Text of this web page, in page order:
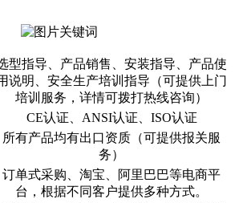
型指导、产品销售、安装指导、产品使
说明、安全生产培训指导（可提供上门
培训服务，详情可拨打热线咨询）
CE认证、ANSI认证、ISO认证
所有产品均有出口资质（可提供报关服
务）
订单式采购、淘宝、阿里巴巴等电商平
台，根据不同客户提供多种方式。